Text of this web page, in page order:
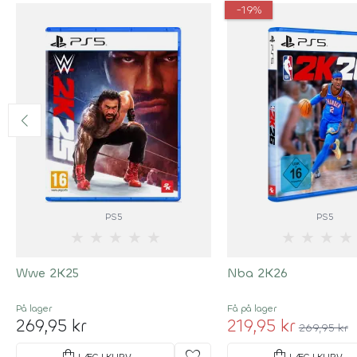
PS5
Wwe 2K25
På lager
269,95 kr
-19%
PS5
Nba 2K26
Få på lager
219,95 kr 269,95 kr